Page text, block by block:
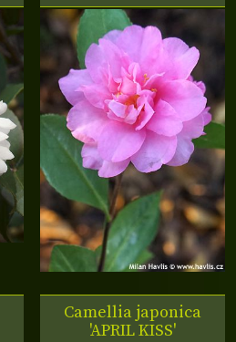
Camellia japonica
'APRIL KISS'